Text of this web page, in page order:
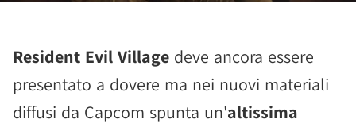
Resident Evil Village deve ancora essere
presentato a dovere ma nei nuovi materiali
diffusi da Capcom spunta un'altissima